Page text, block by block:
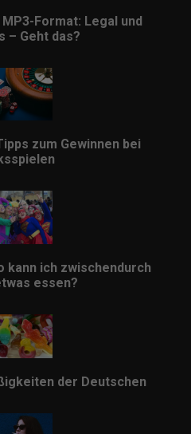
Format: Legal und
– Geht das?
zum Gewinnen bei
kann ich zwischendurch
essen?
der Deutschen